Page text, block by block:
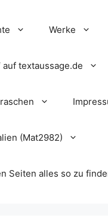
Werke
auf textaussage.de
(Mat2982)
Seiten alles so zu